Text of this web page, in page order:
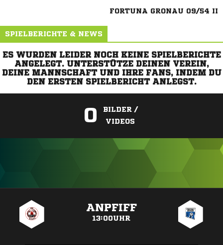
FORTUNA GRONAU 09/54 II
SPIELBERICHTE & NEWS
ES WURDEN LEIDER NOCH KEINE SPIELBERICHTE
ANGELEGT. UNTERSTÜTZE DEINEN VEREIN,
DEINE MANNSCHAFT UND IHRE FANS, INDEM DU
DEN ERSTEN SPIELBERICHT ANLEGST.
0
BILDER /
VIDEOS
ANPFIFF
13:00UHR